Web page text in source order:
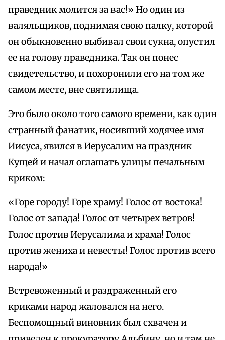
праведник молится за вас!» Но один из
валяльщиков, поднимая свою палку, которой
он обыкновенно выбивал свои сукна, опустил
ее на голову праведника. Так он понес
свидетельство, и похоронили его на том же
самом месте, вне святилища.
Это было около того самого времени, как один
странный фанатик, носивший ходячее имя
Иисуса, явился в Иерусалим на праздник
Кущей и начал оглашать улицы печальным
криком:
«Горе городу! Горе храму! Голос от востока!
Голос от запада! Голос от четырех ветров!
Голос против Иерусалима и храма! Голос
против жениха и невесты! Голос против всего
народа!»
Встревоженный и раздраженный его
криками народ жаловался на него.
Беспомощный виновник был схвачен и